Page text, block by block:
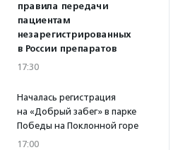
правила передачи
пациентам
незарегистрированных
в России препаратов
17:30
Началась регистрация
на «Добрый забег» в парке
Победы на Поклонной горе
17:00